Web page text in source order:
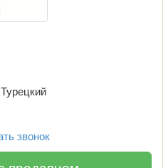
звонок